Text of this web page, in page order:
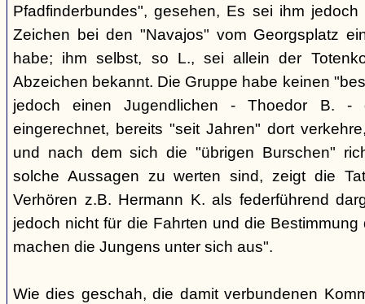
Pfadfinderbundes", gesehen, Es sei ihm
Zeichen bei den "Navajos" vom Georgsplatz
habe; ihm selbst, so L., sei allein der
Abzeichen bekannt. Die Gruppe habe keinen
jedoch einen Jugendlichen - Thoedor B. -
eingerechnet, bereits "seit Jahren" dort
und nach dem sich die "übrigen Burschen"
solche Aussagen zu werten sind, zeigt die
Verhören z.B. Hermann K. als federführend
jedoch nicht für die Fahrten und die
machen die Jungens unter sich aus".
Wie dies geschah, die damit verbundenen